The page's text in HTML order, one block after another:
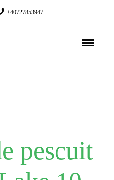
+40727853947
pescuit